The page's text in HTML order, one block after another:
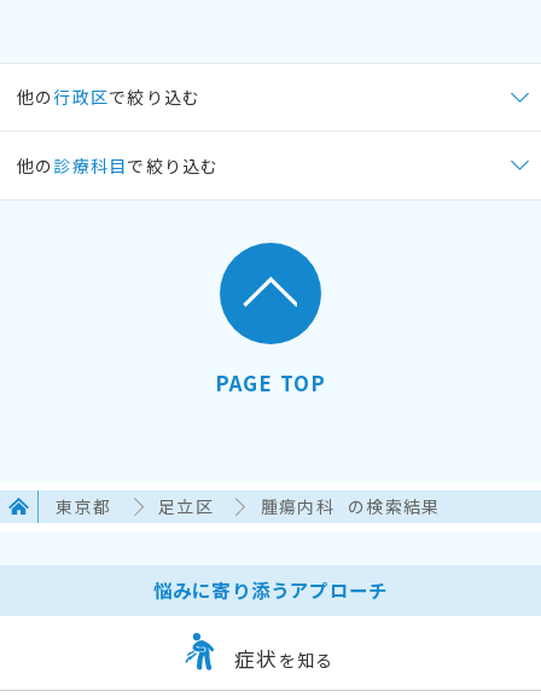
他の行政区で絞り込む
他の 診療科目で絞り込む
PAGE TOP
東京都 足立区 腫瘍内科 の検索結果
悩みに寄り添うアプローチ
症状 を知る